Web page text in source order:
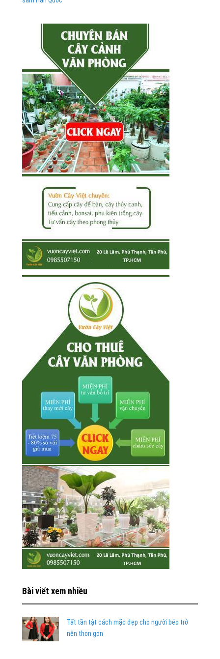
Bài viết xem nhiều
Tất tần tật cách mặc đẹp cho người béo trở
nên thon gọn